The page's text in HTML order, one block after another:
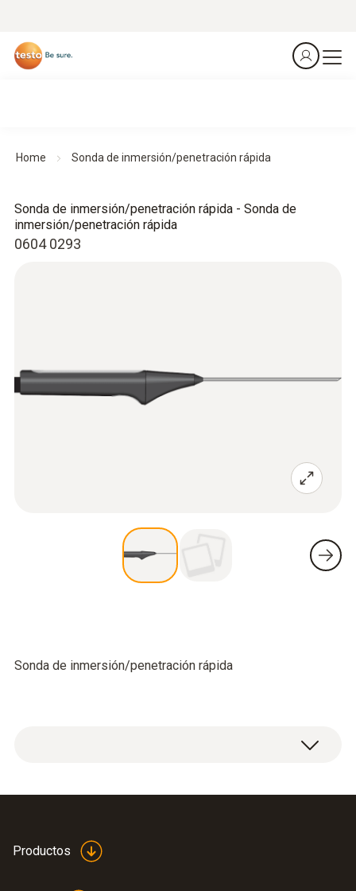
Home Sonda de inmersión/penetración rápida
0604 0293
Sonda de inmersión/penetración rápida - Sonda de
inmersión/penetración rápida
Sonda de inmersión/penetración rápida
Datos técnicos generales
Diámetro tubo de la sonda
Productos